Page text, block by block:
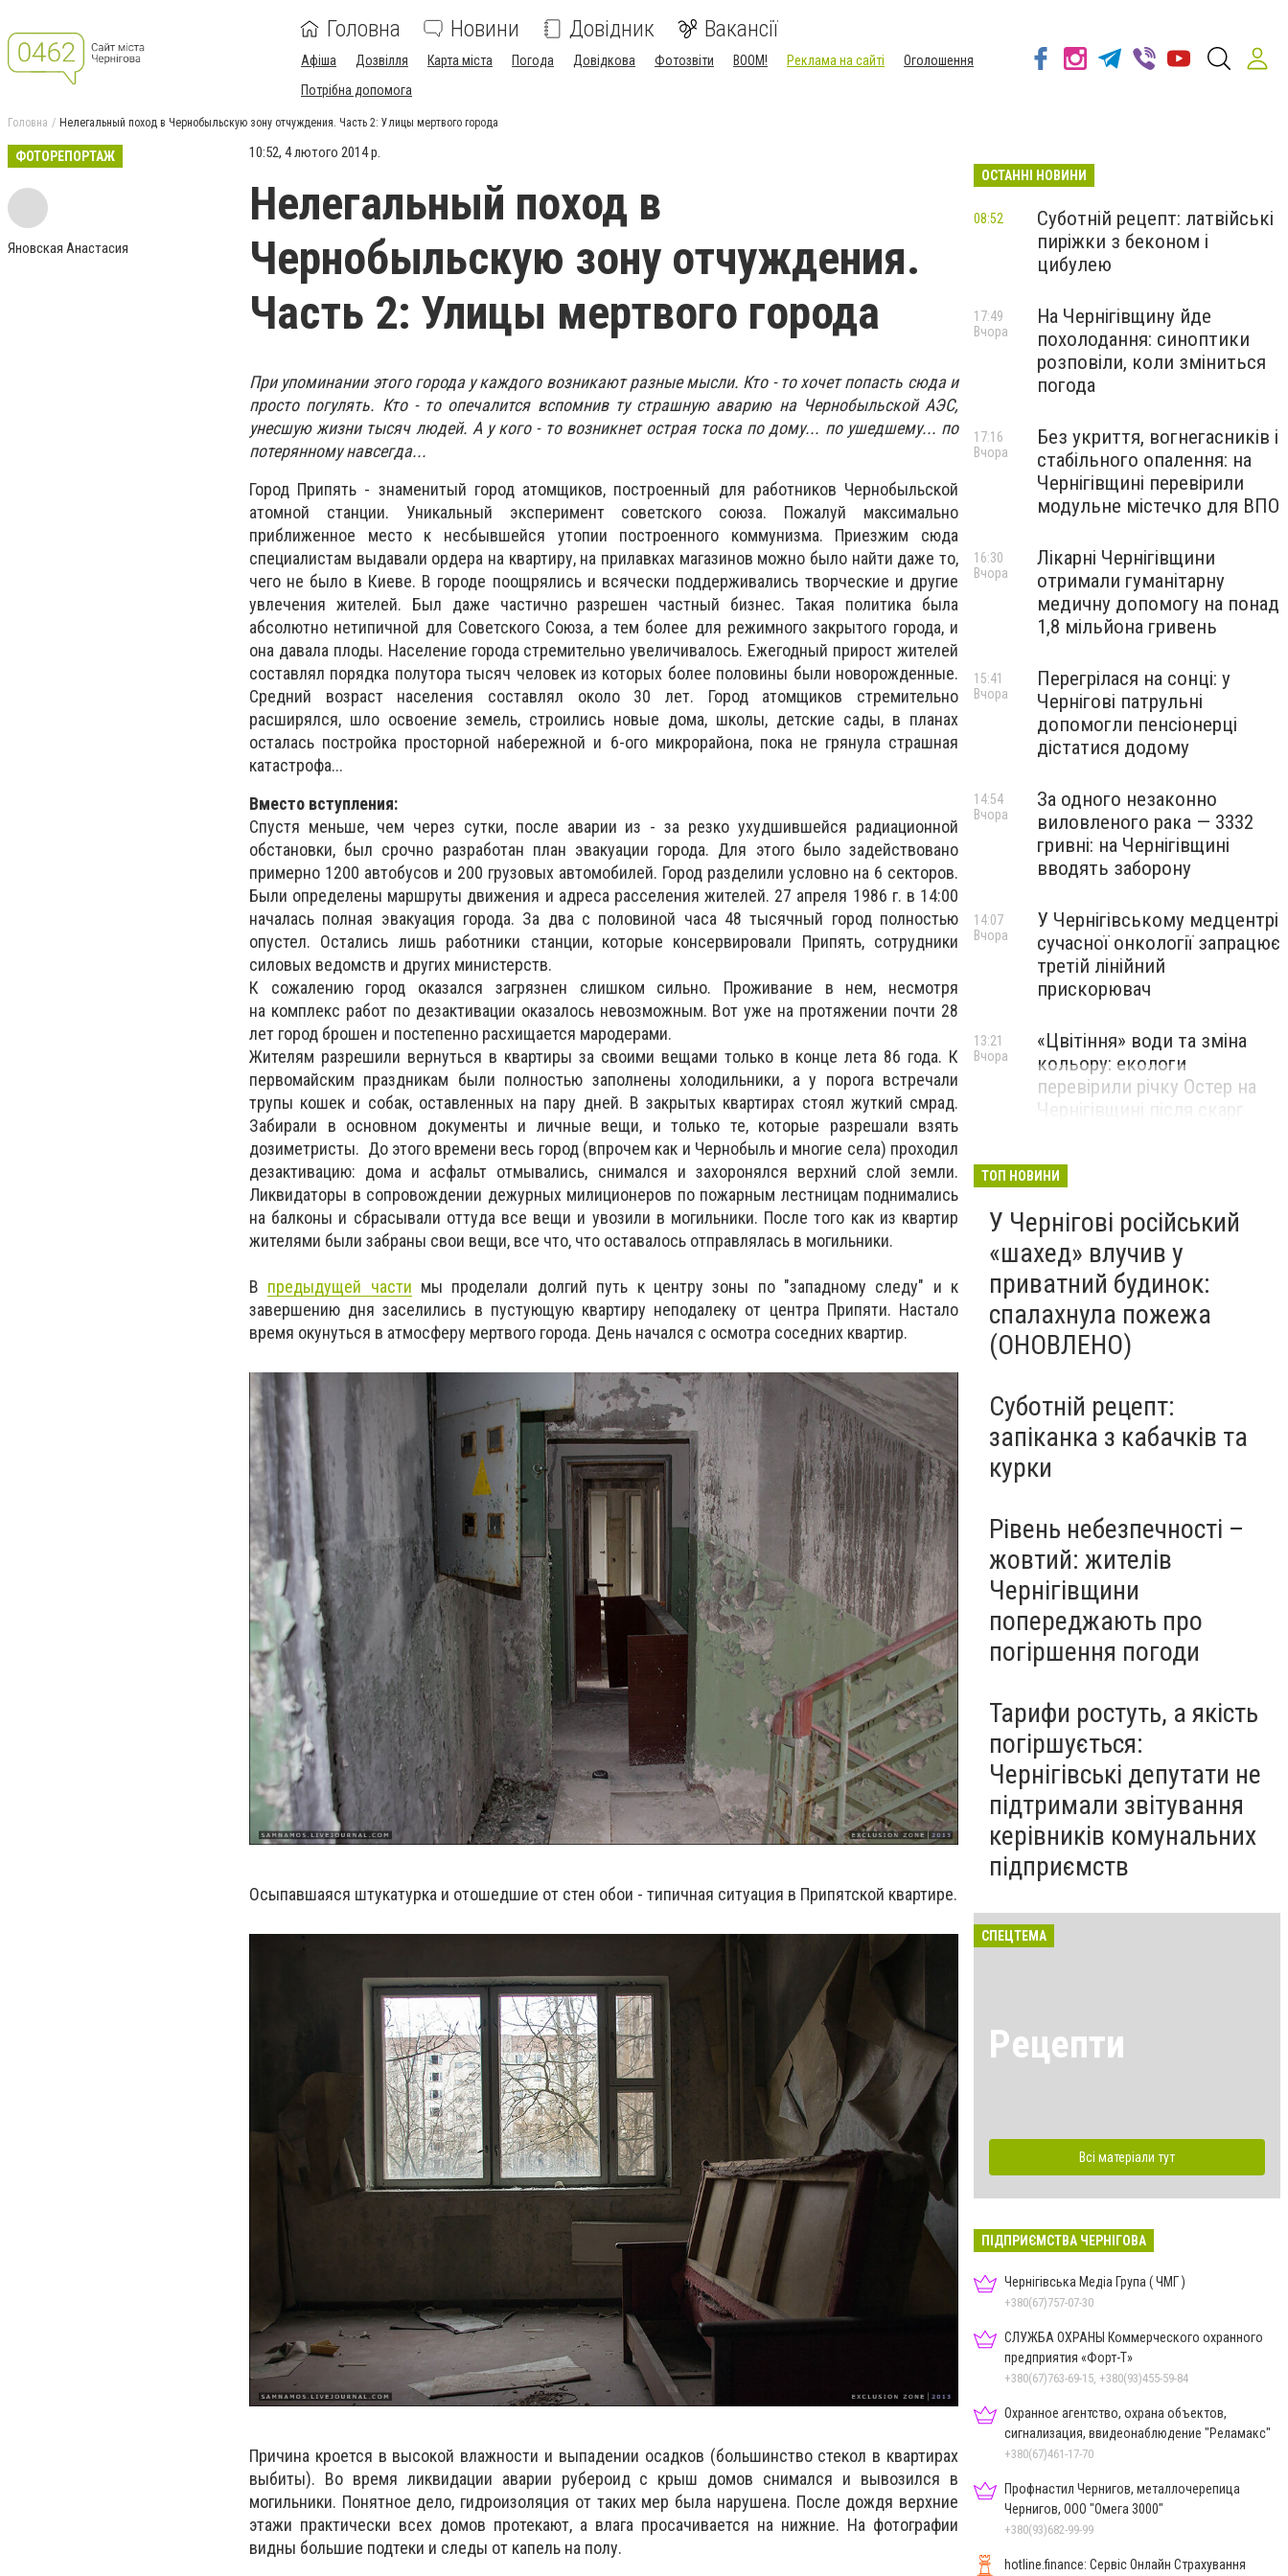
Головна Новини Довідник Вакансії
Афіша Дозвілля Карта міста Погода Довідкова Фотозвіти BOOM! Реклама на сайті
Оголошення
Потрібна допомога
Головна Нелегальный поход в Чернобыльскую зону отчуждения. Часть 2: Улицы мертвого города
ФОТОРЕПОРТАЖ
Яновская Анастасия
10:52, 4 лютого 2014 р.
Нелегальный поход в
Чернобыльскую зону отчуждения.
Часть 2: Улицы мертвого города
При упоминании этого города у каждого возникают разные мысли. Кто - то хочет попасть сюда и
просто погулять. Кто - то опечалится вспомнив ту страшную аварию на Чернобыльской АЭС,
унесшую жизни тысяч людей. А у кого - то возникнет острая тоска по дому... по ушедшему... по
потерянному навсегда...
Город Припять - знаменитый город атомщиков, построенный для работников Чернобыльской
атомной станции. Уникальный эксперимент советского союза. Пожалуй максимально
приближенное место к несбывшейся утопии построенного коммунизма. Приезжим сюда
специалистам выдавали ордера на квартиру, на прилавках магазинов можно было найти даже то,
чего не было в Киеве. В городе поощрялись и всячески поддерживались творческие и другие
увлечения жителей. Был даже частично разрешен частный бизнес. Такая политика была
абсолютно нетипичной для Советского Союза, а тем более для режимного закрытого города, и
она давала плоды. Население города стремительно увеличивалось. Ежегодный прирост жителей
составлял порядка полутора тысяч человек из которых более половины были новорожденные.
Средний возраст населения составлял около 30 лет. Город атомщиков стремительно
расширялся, шло освоение земель, строились новые дома, школы, детские сады, в планах
осталась постройка просторной набережной и 6-ого микрорайона, пока не грянула страшная
катастрофа...
Вместо вступления:
Спустя меньше, чем через сутки, после аварии из - за резко ухудшившейся радиационной
обстановки, был срочно разработан план эвакуации города. Для этого было задействовано
примерно 1200 автобусов и 200 грузовых автомобилей. Город разделили условно на 6 секторов.
Были определены маршруты движения и адреса расселения жителей. 27 апреля 1986 г. в 14:00
началась полная эвакуация города. За два с половиной часа 48 тысячный город полностью
опустел. Остались лишь работники станции, которые консервировали Припять, сотрудники
силовых ведомств и других министерств.
К сожалению город оказался загрязнен слишком сильно. Проживание в нем, несмотря
на комплекс работ по дезактивации оказалось невозможным. Вот уже на протяжении почти 28
лет город брошен и постепенно расхищается мародерами.
Жителям разрешили вернуться в квартиры за своими вещами только в конце лета 86 года. К
первомайским праздникам были полностью заполнены холодильники, а у порога встречали
трупы кошек и собак, оставленных на пару дней. В закрытых квартирах стоял жуткий смрад.
Забирали в основном документы и личные вещи, и только те, которые разрешали взять
дозиметристы. До этого времени весь город (впрочем как и Чернобыль и многие села) проходил
дезактивацию: дома и асфальт отмывались, снимался и захоронялся верхний слой земли.
Ликвидаторы в сопровождении дежурных милиционеров по пожарным лестницам поднимались
на балконы и сбрасывали оттуда все вещи и увозили в могильники. После того как из квартир
жителями были забраны свои вещи, все что, что оставалось отправлялась в могильники.
В предыдущей части мы проделали долгий путь к центру зоны по "западному следу" и к
завершению дня заселились в пустующую квартиру неподалеку от центра Припяти. Настало
время окунуться в атмосферу мертвого города. День начался с осмотра соседних квартир.
Осыпавшаяся штукатурка и отошедшие от стен обои - типичная ситуация в Припятской квартире.
Причина кроется в высокой влажности и выпадении осадков (большинство стекол в квартирах
выбиты). Во время ликвидации аварии рубероид с крыш домов снимался и вывозился в
могильники. Понятное дело, гидроизоляция от таких мер была нарушена. После дождя верхние
этажи практически всех домов протекают, а влага просачивается на нижние. На фотографии
видны большие подтеки и следы от капель на полу.
ОСТАННІ НОВИНИ
Суботній рецепт: латвійські
пиріжки з беконом і
цибулею
08:52
На Чернігівщину йде
похолодання: синоптики
розповіли, коли зміниться
погода
17:49
Вчора
Без укриття, вогнегасників і
стабільного опалення: на
Чернігівщині перевірили
модульне містечко для ВПО
17:16
Вчора
Лікарні Чернігівщини
отримали гуманітарну
медичну допомогу на понад
1,8 мільйона гривень
16:30
Вчора
Перегрілася на сонці: у
Чернігові патрульні
допомогли пенсіонерці
дістатися додому
15:41
Вчора
За одного незаконно
виловленого рака — 3332
гривні: на Чернігівщині
вводять заборону
14:54
Вчора
У Чернігівському медцентрі
сучасної онкології запрацює
третій лінійний
прискорювач
14:07
Вчора
«Цвітіння» води та зміна
кольору: екологи
перевірили річку Остер на
Чернігівщині після скарг
13:21
Вчора
ТОП НОВИНИ
У Чернігові російський
«шахед» влучив у
приватний будинок:
спалахнула пожежа
(ОНОВЛЕНО)
Суботній рецепт:
запіканка з кабачків та
курки
Рівень небезпечності –
жовтий: жителів
Чернігівщини
попереджають про
погіршення погоди
Тарифи ростуть, а якість
погіршується:
Чернігівські депутати не
підтримали звітування
керівників комунальних
підприємств
СПЕЦТЕМА
Рецепти
Всі матеріали тут
ПІДПРИЄМСТВА ЧЕРНІГОВА
Чернігівська Медіа Група ( ЧМГ )
+380(67)757-07-30
СЛУЖБА ОХРАНЫ Коммерческого охранного
предприятия «Форт-Т»
+380(67)763-69-15, +380(93)455-59-84
Охранное агентство, охрана объектов,
сигнализация, ввидеонаблюдение "Реламакс"
+380(67)461-17-70
Профнастил Чернигов, металлочерепица
Чернигов, ООО "Омега 3000"
+380(93)682-99-99
hotline.finance: Сервіс Онлайн Страхування